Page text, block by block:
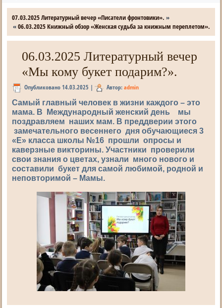
07.03.2025 Литературный вечер «Писатели фронтовики». »
«06.03.2025 Книжный обзор «Женская судьба за книжным переплетом».
06.03.2025 Литературный вечер
«Мы кому букет подарим?».
Опубликовано 14.03.2025 | Автор: admin
Самый главный человек в жизни каждого – это
мама. В Международный женский день мы
поздравляем наших мам. В преддверии этого
замечательного весеннего дня обучающиеся 3
«Е» класса школы №16 прошли опросы и
каверзные викторины. Участники проверили
свои знания о цветах, узнали много нового и
составили букет для самой любимой, родной и
неповторимой – Мамы.